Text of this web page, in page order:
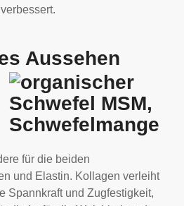
Aussehen
für die beiden
und Elastin. Kollagen verleiht
Spannkraft und Zugfestigkeit,